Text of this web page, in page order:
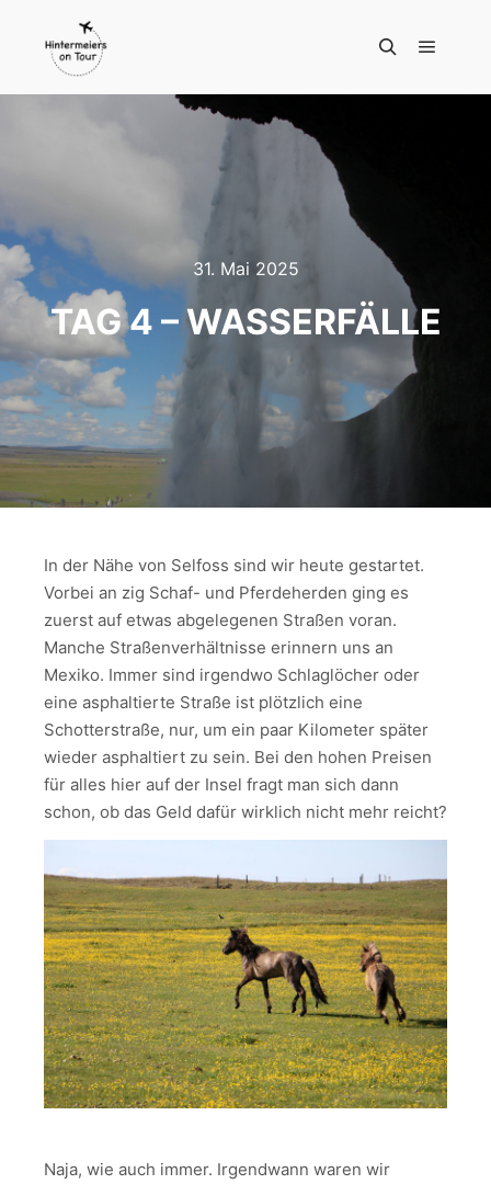
31. Mai 2025
TAG 4 – WASSERFÄLLE
In der Nähe von Selfoss sind wir heute gestartet.
Vorbei an zig Schaf- und Pferdeherden ging es
zuerst auf etwas abgelegenen Straßen voran.
Manche Straßenverhältnisse erinnern uns an
Mexiko. Immer sind irgendwo Schlaglöcher oder
eine asphaltierte Straße ist plötzlich eine
Schotterstraße, nur, um ein paar Kilometer später
wieder asphaltiert zu sein. Bei den hohen Preisen
für alles hier auf der Insel fragt man sich dann
schon, ob das Geld dafür wirklich nicht mehr reicht?
Naja, wie auch immer. Irgendwann waren wir